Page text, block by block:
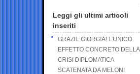
Leggi gli ultimi articoli
inseriti
GRAZIE GIORGIA! L’UNICO
EFFETTO CONCRETO DELLA
CRISI DIPLOMATICA
SCATENATA DA MELONI